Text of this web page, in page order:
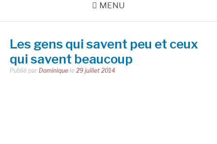
MENU
Les gens qui savent peu et ceux
qui savent beaucoup
Publié par Dominique le 29 juillet 2014